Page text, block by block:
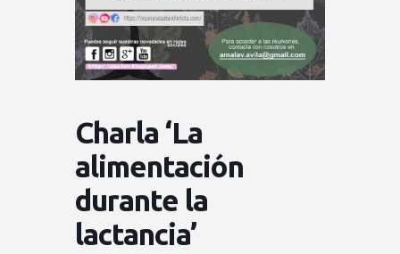
Charla ‘La
alimentación
durante la
lactancia’